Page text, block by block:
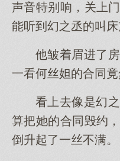
声音特别响，关上
能听到幻之丞的叫床
他皱着眉进了
一看何丝妲的合同竟
看上去像是幻
算把她的合同毁约
倒升起了一丝不满。